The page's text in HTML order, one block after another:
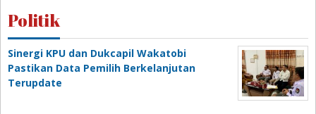
Politik
Sinergi KPU dan Dukcapil Wakatobi
Pastikan Data Pemilih Berkelanjutan
Terupdate